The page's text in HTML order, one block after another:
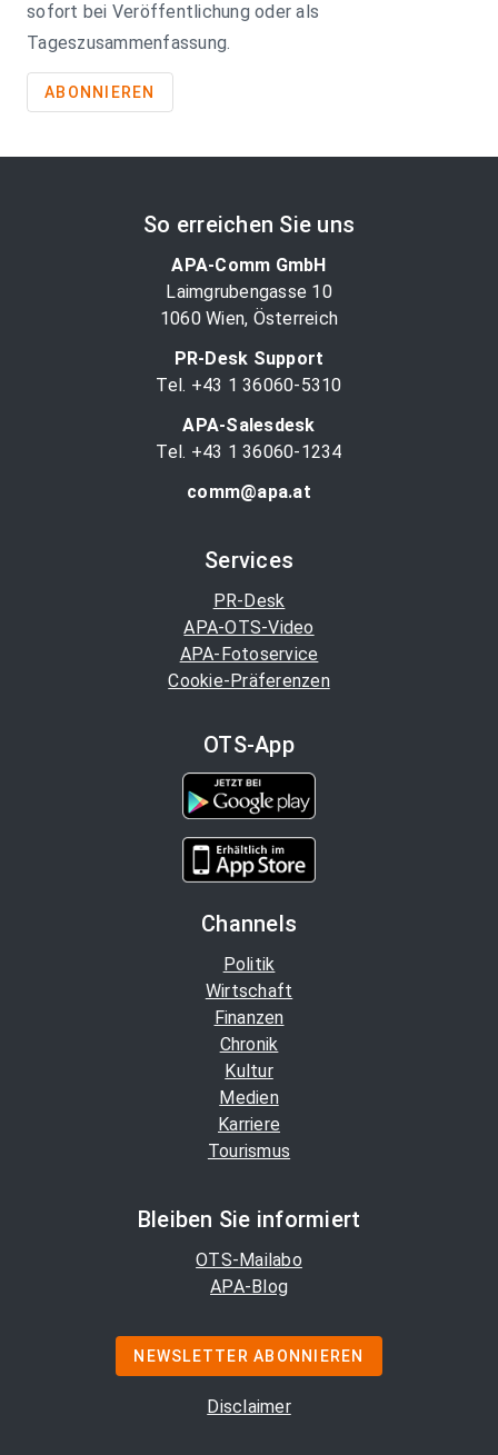
sofort bei Veröffentlichung oder als
Tageszusammenfassung.
ABONNIEREN
So erreichen Sie uns
APA-Comm GmbH
Laimgrubengasse 10
1060 Wien, Österreich
PR-Desk Support
Tel. +43 1 36060-5310
APA-Salesdesk
Tel. +43 1 36060-1234
comm@apa.at
Services
PR-Desk
APA-OTS-Video
APA-Fotoservice
Cookie-Präferenzen
OTS-App
Channels
Politik
Wirtschaft
Finanzen
Chronik
Kultur
Medien
Karriere
Tourismus
Bleiben Sie informiert
OTS-Mailabo
APA-Blog
NEWSLETTER ABONNIEREN
Disclaimer